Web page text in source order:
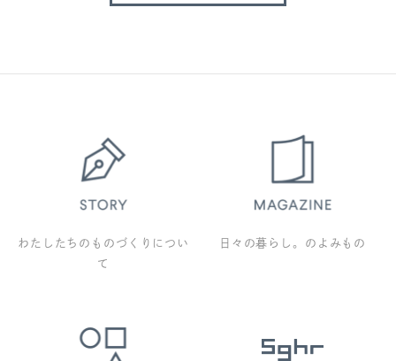
わたしたちのものづくりについ
て
日々の暮らし。のよみもの